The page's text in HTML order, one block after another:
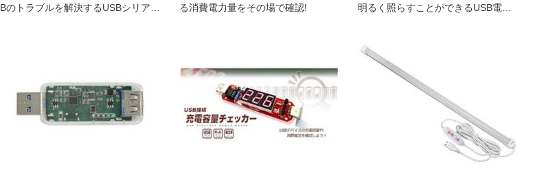
Bのトラブルを解決するUSBシリアル
る消費電力量をその場で確認!
明るく照らすことができるUSB電源